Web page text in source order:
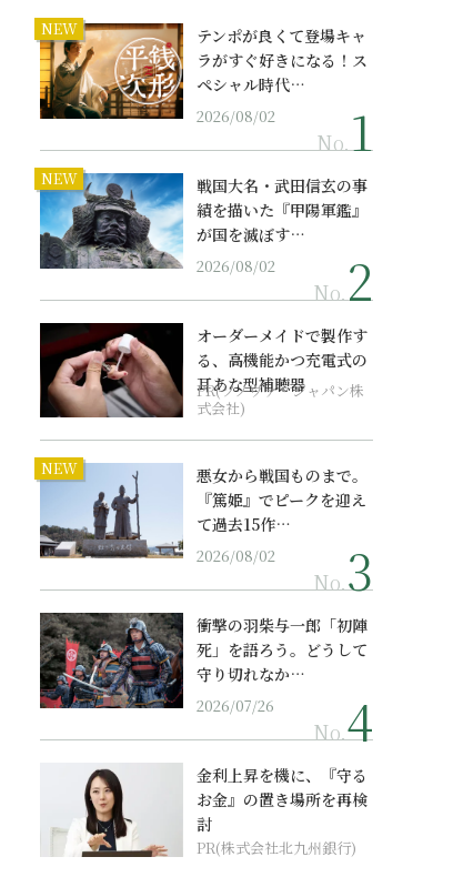
NEW
テンポが良くて登場キャ
ラがすぐ好きになる！ス
ペシャル時代…
2026/08/02
No.
NEW
戦国大名・武田信玄の事
績を描いた『甲陽軍鑑』
が国を滅ぼす…
2026/08/02
No.
オーダーメイドで製作す
る、高機能かつ充電式の
耳あな型補聴器
PR(ソノヴァ・ジャパン株
式会社)
NEW
悪女から戦国ものまで。
『篤姫』でピークを迎え
て過去15作…
2026/08/02
No.
衝撃の羽柴与一郎「初陣
死」を語ろう。どうして
守り切れなか…
2026/07/26
No.
金利上昇を機に、『守る
お金』の置き場所を再検
討
PR(株式会社北九州銀行)